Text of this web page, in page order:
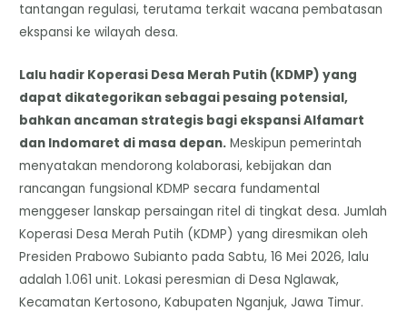
tantangan regulasi, terutama terkait wacana pembatasan
ekspansi ke wilayah desa.
Lalu hadir Koperasi Desa Merah Putih (KDMP) yang
dapat dikategorikan sebagai pesaing potensial,
bahkan ancaman strategis bagi ekspansi Alfamart
dan Indomaret di masa depan. Meskipun pemerintah
menyatakan mendorong kolaborasi, kebijakan dan
rancangan fungsional KDMP secara fundamental
menggeser lanskap persaingan ritel di tingkat desa. Jumlah
Koperasi Desa Merah Putih (KDMP) yang diresmikan oleh
Presiden Prabowo Subianto pada Sabtu, 16 Mei 2026, lalu
adalah 1.061 unit. Lokasi peresmian di Desa Nglawak,
Kecamatan Kertosono, Kabupaten Nganjuk, Jawa Timur.